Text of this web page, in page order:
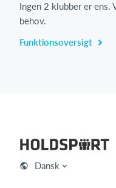
Ingen 2 klubber er
behov.
Funktionsoversigt
Dansk